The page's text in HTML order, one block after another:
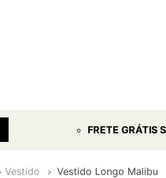
FRETE GRÁTIS
Vestido Vestido Longo Malibu